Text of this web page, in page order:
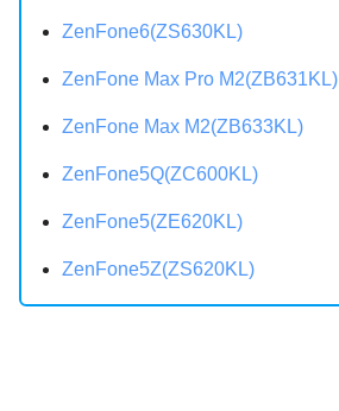
ZenFone6(ZS630KL)
ZenFone Max Pro M2(ZB631KL)
ZenFone Max M2(ZB633KL)
ZenFone5Q(ZC600KL)
ZenFone5(ZE620KL)
ZenFone5Z(ZS620KL)